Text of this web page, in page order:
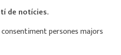
de notícies.
persones majors